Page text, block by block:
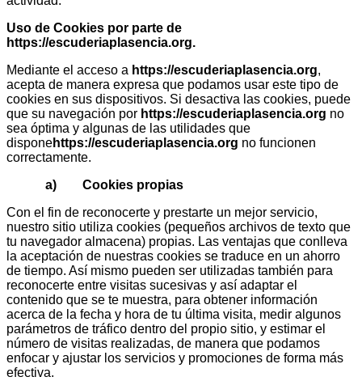
Uso de Cookies por parte de
https://escuderiaplasencia.org.
Mediante el acceso a https://escuderiaplasencia.org,
acepta de manera expresa que podamos usar este tipo de
cookies en sus dispositivos. Si desactiva las cookies, puede
que su navegación por https://escuderiaplasencia.org no
sea óptima y algunas de las utilidades que
disponehttps://escuderiaplasencia.org no funcionen
correctamente.
a) Cookies propias
Con el fin de reconocerte y prestarte un mejor servicio,
nuestro sitio utiliza cookies (pequeños archivos de texto que
tu navegador almacena) propias. Las ventajas que conlleva
la aceptación de nuestras cookies se traduce en un ahorro
de tiempo. Así mismo pueden ser utilizadas también para
reconocerte entre visitas sucesivas y así adaptar el
contenido que se te muestra, para obtener información
acerca de la fecha y hora de tu última visita, medir algunos
parámetros de tráfico dentro del propio sitio, y estimar el
número de visitas realizadas, de manera que podamos
enfocar y ajustar los servicios y promociones de forma más
efectiva.